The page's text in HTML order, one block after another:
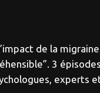
de la
3
experts